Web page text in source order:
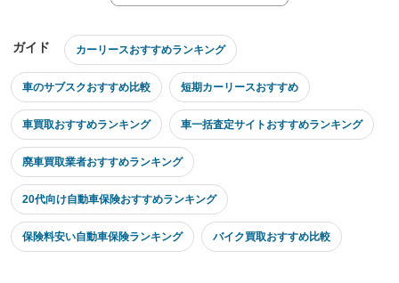
ガイド カーリースおすすめランキング
車のサブスクおすすめ比較 短期カーリースおすすめ
車買取おすすめランキング 車一括査定サイトおすすめランキング
廃車買取業者おすすめランキング
20代向け自動車保険おすすめランキング
保険料安い自動車保険ランキング バイク買取おすすめ比較